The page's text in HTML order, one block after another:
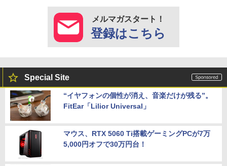
メルマガスタート！
登録はこちら
Special Site
“イヤフォンの個性が消え、音楽だけが残る”。
FitEar「Lilior Universal」
マウス、RTX 5060 Ti搭載ゲーミングPCが7万
5,000円オフで30万円台！